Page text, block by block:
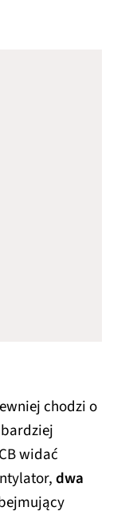
chodzi o
widać
dwa